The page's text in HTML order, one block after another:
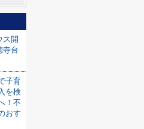
ス開
台
子育
を検
！不
おす